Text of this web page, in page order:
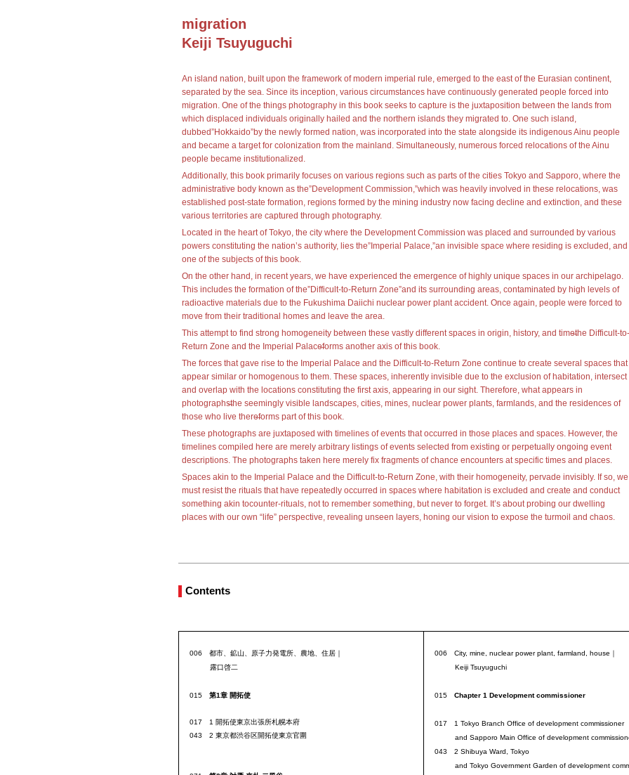
migration
Keiji Tsuyuguchi
An island nation, built upon the framework of modern imperial rule, emerged to the east of the Eurasian continent,
separated by the sea. Since its inception, various circumstances have continuously generated people forced into
migration. One of the things photography in this book seeks to capture is the juxtaposition between the lands from
which displaced individuals originally hailed and the northern islands they migrated to. One such island,
dubbed”Hokkaido”by the newly formed nation, was incorporated into the state alongside its indigenous Ainu people
and became a target for colonization from the mainland. Simultaneously, numerous forced relocations of the Ainu
people became institutionalized.
Additionally, this book primarily focuses on various regions such as parts of the cities Tokyo and Sapporo, where the
administrative body known as the”Development Commission,”which was heavily involved in these relocations, was
established post-state formation, regions formed by the mining industry now facing decline and extinction, and these
various territories are captured through photography.
Located in the heart of Tokyo, the city where the Development Commission was placed and surrounded by various
powers constituting the nation’s authority, lies the”Imperial Palace,”an invisible space where residing is excluded, and
one of the subjects of this book.
On the other hand, in recent years, we have experienced the emergence of highly unique spaces in our archipelago.
This includes the formation of the”Difficult-to-Return Zone”and its surrounding areas, contaminated by high levels of
radioactive materials due to the Fukushima Daiichi nuclear power plant accident. Once again, people were forced to
move from their traditional homes and leave the area.
This attempt to find strong homogeneity between these vastly different spaces in origin, history, and time̶the Difficult-to-
Return Zone and the Imperial Palace̶forms another axis of this book.
The forces that gave rise to the Imperial Palace and the Difficult-to-Return Zone continue to create several spaces that
appear similar or homogenous to them. These spaces, inherently invisible due to the exclusion of habitation, intersect
and overlap with the locations constituting the first axis, appearing in our sight. Therefore, what appears in
photographs̶the seemingly visible landscapes, cities, mines, nuclear power plants, farmlands, and the residences of
those who live there̶forms part of this book.
These photographs are juxtaposed with timelines of events that occurred in those places and spaces. However, the
timelines compiled here are merely arbitrary listings of events selected from existing or perpetually ongoing event
descriptions. The photographs taken here merely fix fragments of chance encounters at specific times and places.
Spaces akin to the Imperial Palace and the Difficult-to-Return Zone, with their homogeneity, pervade invisibly. If so, we
must resist the rituals that have repeatedly occurred in spaces where habitation is excluded and create and conduct
something akin tocounter-rituals, not to remember something, but never to forget. It’s about probing our dwelling
places with our own “life” perspective, revealing unseen layers, honing our vision to expose the turmoil and chaos.
Contents
006 都市、鉱山、原子力発電所、農地、住居｜
露口啓二
015 第1章 開拓使
017 1 開拓使東京出張所札幌本府
043 2 東京都渋谷区開拓使東京官圍
006 City, mine, nuclear power plant, farmland, house｜
Keiji Tsuyuguchi
015 Chapter 1 Development commissioner
017 1 Tokyo Branch Office of development commissioner
and Sapporo Main Office of development
043 2 Shibuya Ward, Tokyo
and Tokyo Government Garden of development